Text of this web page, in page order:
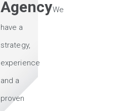
AgencyWe
have a
strategy,
experience
and a
proven